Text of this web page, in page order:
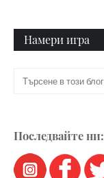
Намери игра
Последвайте ни: